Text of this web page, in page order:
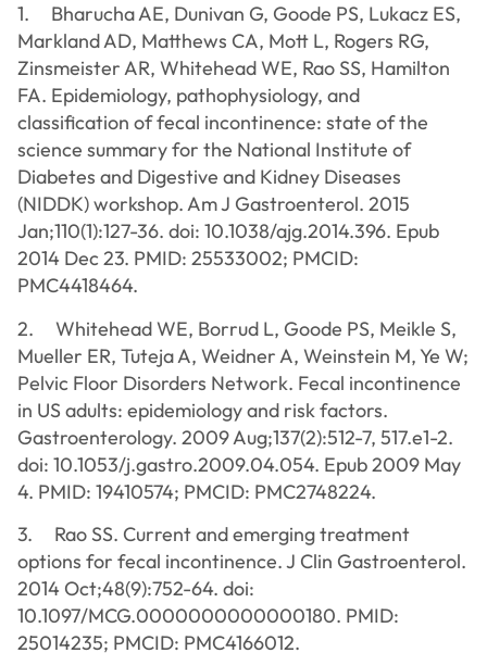
1. Bharucha AE, Dunivan G, Goode PS, Lukacz ES,
Markland AD, Matthews CA, Mott L, Rogers RG,
Zinsmeister AR, Whitehead WE, Rao SS, Hamilton
FA. Epidemiology, pathophysiology, and
classification of fecal incontinence: state of the
science summary for the National Institute of
Diabetes and Digestive and Kidney Diseases
(NIDDK) workshop. Am J Gastroenterol. 2015
Jan;110(1):127-36. doi: 10.1038/ajg.2014.396. Epub
2014 Dec 23. PMID: 25533002; PMCID:
PMC4418464.
2. Whitehead WE, Borrud L, Goode PS, Meikle S,
Mueller ER, Tuteja A, Weidner A, Weinstein M, Ye W;
Pelvic Floor Disorders Network. Fecal incontinence
in US adults: epidemiology and risk factors.
Gastroenterology. 2009 Aug;137(2):512-7, 517.e1-2.
doi: 10.1053/j.gastro.2009.04.054. Epub 2009 May
4. PMID: 19410574; PMCID: PMC2748224.
3. Rao SS. Current and emerging treatment
options for fecal incontinence. J Clin Gastroenterol.
2014 Oct;48(9):752-64. doi:
10.1097/MCG.0000000000000180. PMID:
25014235; PMCID: PMC4166012.